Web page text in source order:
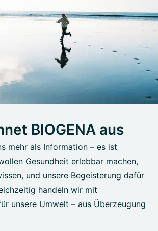
BIOGENA aus
mehr als Information – es ist
Gesundheit erlebbar machen,
und unsere Begeisterung dafür
handeln wir mit
unsere Umwelt – aus Überzeugung